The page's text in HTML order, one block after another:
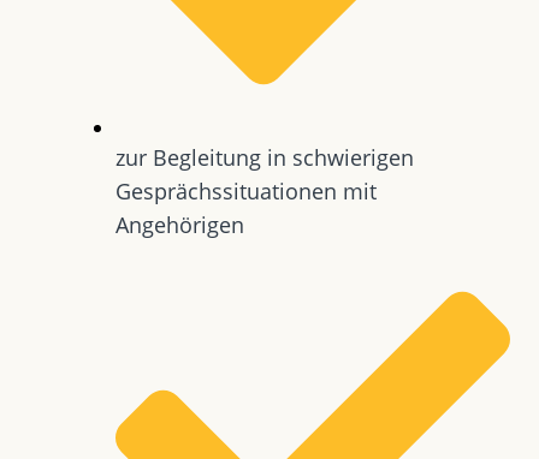
zur Begleitung in schwierigen
Gesprächssituationen mit
Angehörigen